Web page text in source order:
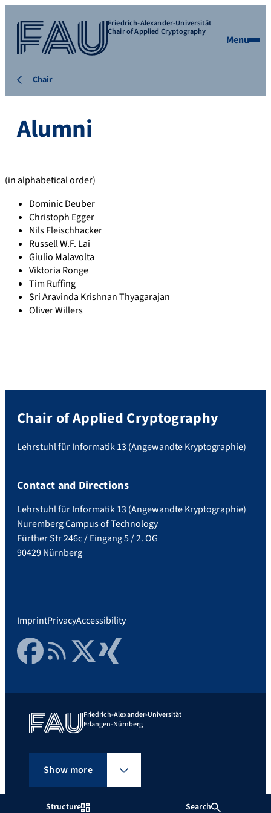
Structure Search
Friedrich-Alexander-Universität
Chair of Applied Cryptography
Menu
Chair
Alumni
(in alphabetical order)
Dominic Deuber
Christoph Egger
Nils Fleischhacker
Russell W.F. Lai
Giulio Malavolta
Viktoria Ronge
Tim Ruffing
Sri Aravinda Krishnan Thyagarajan
Oliver Willers
Chair of Applied Cryptography
Lehrstuhl für Informatik 13 (Angewandte Kryptographie)
Contact and Directions
Lehrstuhl für Informatik 13 (Angewandte Kryptographie)
Nuremberg Campus of Technology
Fürther Str 246c / Eingang 5 / 2. OG
90429 Nürnberg
ImprintPrivacyAccessibility
FacebookRSS FeedTwitter Xing
Friedrich-Alexander-Universität
Erlangen-Nürnberg
Show more